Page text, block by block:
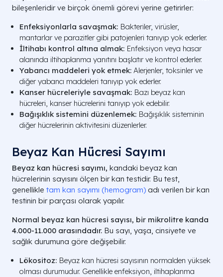
bileşenleridir ve birçok önemli görevi yerine getirirler:
Enfeksiyonlarla savaşmak: Bakteriler, virüsler,
mantarlar ve parazitler gibi patojenleri tanıyıp yok ederler.
İltihabı kontrol altına almak: Enfeksiyon veya hasar
alanında iltihaplanma yanıtını başlatır ve kontrol ederler.
Yabancı maddeleri yok etmek: Alerjenler, toksinler ve
diğer yabancı maddeleri tanıyıp yok ederler.
Kanser hücreleriyle savaşmak: Bazı beyaz kan
hücreleri, kanser hücrelerini tanıyıp yok edebilir.
Bağışıklık sistemini düzenlemek: Bağışıklık sisteminin
diğer hücrelerinin aktivitesini düzenlerler.
Beyaz Kan Hücresi Sayımı
Beyaz kan hücresi sayımı, kandaki beyaz kan
hücrelerinin sayısını ölçen bir kan testidir. Bu test,
genellikle tam kan sayımı (hemogram) adı verilen bir kan
testinin bir parçası olarak yapılır.
Normal beyaz kan hücresi sayısı, bir mikrolitre kanda
4.000-11.000 arasındadır. Bu sayı, yaşa, cinsiyete ve
sağlık durumuna göre değişebilir.
Lökositoz: Beyaz kan hücresi sayısının normalden yüksek
olması durumudur. Genellikle enfeksiyon, iltihaplanma